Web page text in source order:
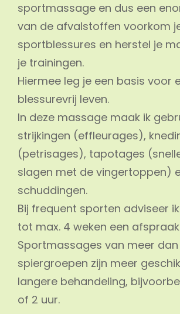
sportmassage en dus een
van de afvalstoffen voorkom
sportblessures en herstel je
je trainingen.
Hiermee leg je een basis voor
blessurevrij leven.
In deze massage maak ik
strijkingen (effleurages),
(petrisages), tapotages
slagen met de vingertoppen)
schuddingen.
Bij frequent sporten adviseer
tot max. 4 weken een
Sportmassages van meer dan
spiergroepen zijn meer
langere behandeling,
of 2 uur.